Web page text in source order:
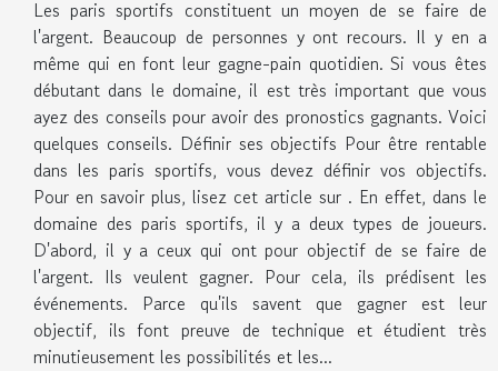
Les paris sportifs constituent un moyen de se faire de
l'argent. Beaucoup de personnes y ont recours. Il y en a
même qui en font leur gagne-pain quotidien. Si vous êtes
débutant dans le domaine, il est très important que vous
ayez des conseils pour avoir des pronostics gagnants. Voici
quelques conseils. Définir ses objectifs Pour être rentable
dans les paris sportifs, vous devez définir vos objectifs.
Pour en savoir plus, lisez cet article sur . En effet, dans le
domaine des paris sportifs, il y a deux types de joueurs.
D'abord, il y a ceux qui ont pour objectif de se faire de
l'argent. Ils veulent gagner. Pour cela, ils prédisent les
événements. Parce qu'ils savent que gagner est leur
objectif, ils font preuve de technique et étudient très
minutieusement les possibilités et les...